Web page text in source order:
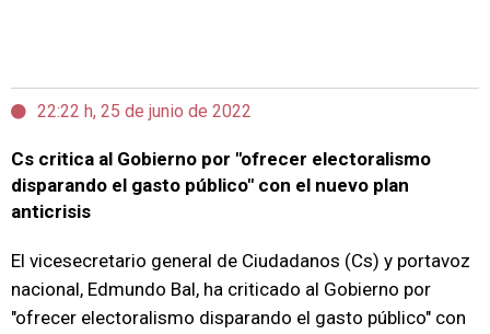
22:22 h, 25 de junio de 2022
Cs critica al Gobierno por "ofrecer electoralismo
disparando el gasto público" con el nuevo plan
anticrisis
El vicesecretario general de Ciudadanos (Cs) y portavoz
nacional, Edmundo Bal, ha criticado al Gobierno por
"ofrecer electoralismo disparando el gasto público" con